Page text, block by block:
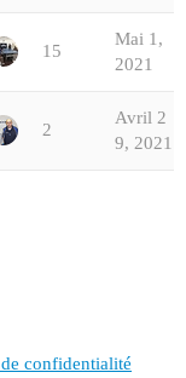
15
Mai 1,
2021
2
Avril 2
9, 2021
confidentialité